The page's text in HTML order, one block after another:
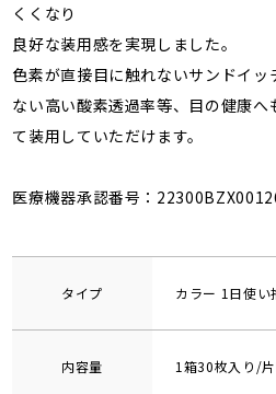
くくなり
良好な装用感を実現しました。
色素が直接目に触れないサンドイッ
ない高い酸素透過率等、目の健康
て装用していただけます。
医療機器承認番号：
タイプ カラー 1日使い
内容量 1箱30枚入り/